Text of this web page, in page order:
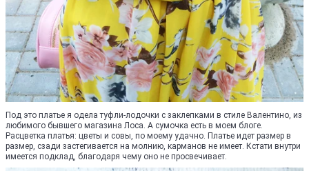
Под это платье я одела туфли-лодочки с заклепками в стиле Валентино, из
любимого бывшего магазина Лоса. А сумочка есть в моем блоге.
Расцветка платья: цветы и совы, по моему удачно. Платье идет размер в
размер, сзади застегивается на молнию, карманов не имеет. Кстати внутри
имеется подклад, благодаря чему оно не просвечивает.